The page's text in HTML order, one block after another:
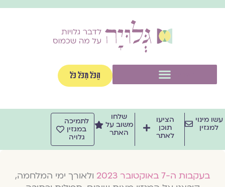
הַכֹּל מִכֹּל כֹּל
מינוי
למגזין
הציעו
תוכן
לאתר
שלחו
משוב על
האתר
לתמיכה
במגזין
גלויה
בעקבות ה-7 באוקטובר 2023
ולאורך ימי המלחמה,